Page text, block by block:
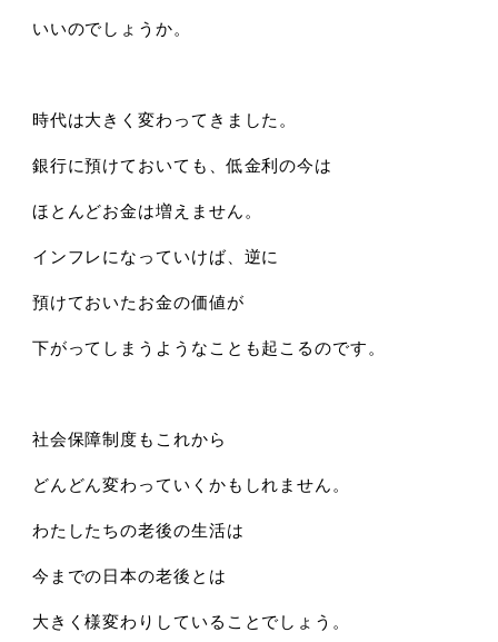
いいのでしょうか。
時代は大きく変わってきました。
銀行に預けておいても、低金利の今は
ほとんどお金は増えません。
インフレになっていけば、逆に
預けておいたお金の価値が
下がってしまうようなことも起こるのです。
社会保障制度もこれから
どんどん変わっていくかもしれません。
わたしたちの老後の生活は
今までの日本の老後とは
大きく様変わりしていることでしょう。